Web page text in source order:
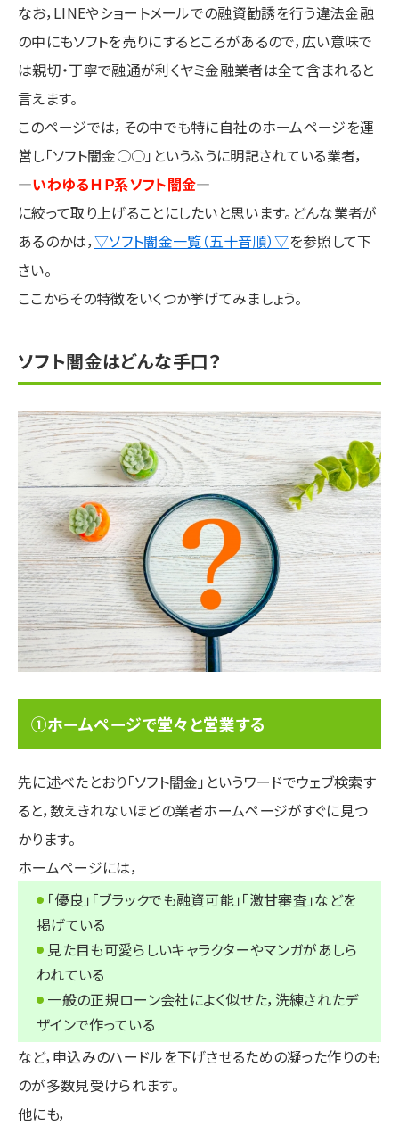
なお，LINEやショートメールでの融資勧誘を行う違法金融
の中にもソフトを売りにするところがあるので，広い意味で
は親切・丁寧で融通が利くヤミ金融業者は全て含まれると
言えます。
このページでは， その中でも特に自社のホームページを運
営し「ソフト闇金○○」というふうに明記されている業者，
—いわゆるＨＰ系ソフト闇金—
に絞って取り上げることにしたいと思います。どんな業者が
あるのかは，▽ソフト闇金一覧（五十音順）▽を参照して下
さい。
ここからその特徴をいくつか挙げてみましょう。
ソフト闇金はどんな手口？
①ホームページで堂々と営業する
先に述べたとおり「ソフト闇金」というワードでウェブ検索す
ると，数えきれないほどの業者ホームページがすぐに見つ
かります。
ホームページには，
「優良」「ブラックでも融資可能」「激甘審査」などを
掲げている
見た目も可愛らしいキャラクターやマンガがあしら
われている
一般の正規ローン会社によく似せた，洗練されたデ
ザインで作っている
など，申込みのハードルを下げさせるための凝った作りのも
のが多数見受けられます。
他にも，